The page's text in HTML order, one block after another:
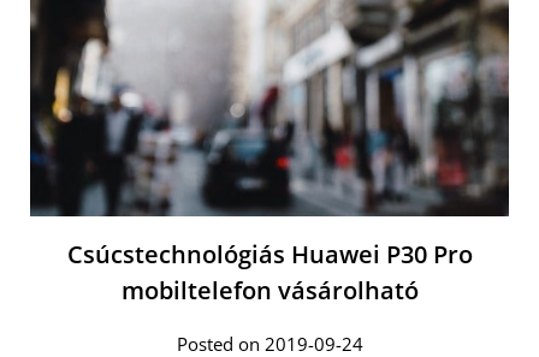
Csúcstechnológiás Huawei P30 Pro
mobiltelefon vásárolható
Posted on 2019-09-24